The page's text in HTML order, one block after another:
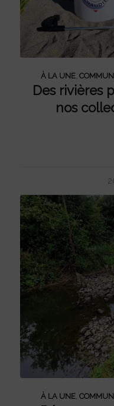
À LA UNE ,
Des rivières
nos
À LA UNE ,